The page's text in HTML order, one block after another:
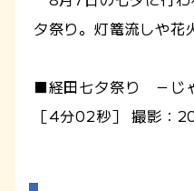
夕祭り。灯篭流しや花
■経田七夕祭り －じ
［4分02秒］ 撮影